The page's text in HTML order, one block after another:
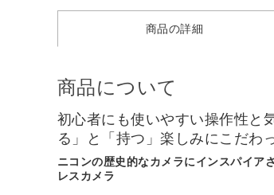
商品の詳細
商品について
初心者にも使いやすい操作性と
る」と「持つ」楽しみにこだわ
ニコンの歴史的なカメラにインスパイア
レスカメラ